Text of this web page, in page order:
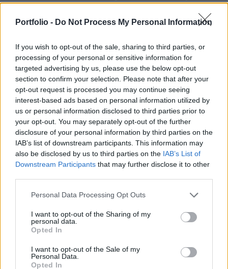
Portfolio - Do Not Process My Personal Information
If you wish to opt-out of the sale, sharing to third parties, or
processing of your personal or sensitive information for
targeted advertising by us, please use the below opt-out
section to confirm your selection. Please note that after your
opt-out request is processed you may continue seeing
interest-based ads based on personal information utilized by
us or personal information disclosed to third parties prior to
your opt-out. You may separately opt-out of the further
disclosure of your personal information by third parties on the
IAB’s list of downstream participants. This information may
also be disclosed by us to third parties on the IAB’s List of
Downstream Participants that may further disclose it to other
Personal Data Processing Opt Outs
I want to opt-out of the Sharing of my
personal data.
Opted In
I want to opt-out of the Sale of my
Personal Data.
Opted In
az igazgatóság egyik tagjának cége és az OTP
részvényeket.
Portfolio Investment Day 2026Október 21-én jön a Portfolio
Investment Day 2026, ahol a piac vezető szakértőivel
keressük a választ a befektetőket leginkább foglalkoztató
kérdésekre. Meddig tarthat az AI-rali, kik lehetnek a
következő évek nyertesei, mire számíthatunk a részvény-,
kötvény-, nyersanyag- és kriptopiacokon, és hogyan
érdemes portfóliót építeni egy gyorsan változó...
KEDVES OLVASÓNK!
A keresett cikk a portfolio.hu hírarchívumához
regisztrációhoz kötött.
Portfolio.hu teljes cikkarchívum
Kötéslisták: BÉT elmúlt 2 év napon belüli